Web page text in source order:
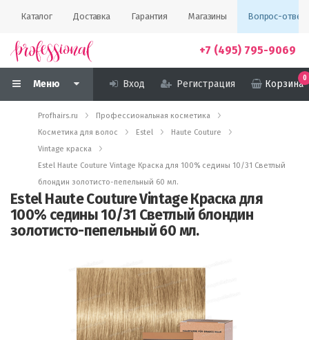
Каталог Доставка Гарантия Магазины Вопрос-ответ
+7 (495) 795-9069
Меню Вход Регистрация Корзина
0
Profhairs.ru
Профессиональная косметика
Косметика для волос
Estel
Haute Couture
Vintage краска
Estel Haute Couture Vintage Краска для 100% седины 10/31 Светлый
блондин золотисто-пепельный 60 мл.
Estel Haute Couture Vintage Краска для
100% седины 10/31 Светлый блондин
золотисто-пепельный 60 мл.